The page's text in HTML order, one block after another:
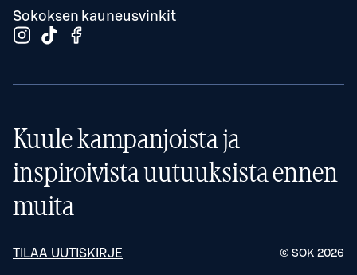
Sokoksen kauneusvinkit
Kuule kampanjoista ja
inspiroivista uutuuksista ennen
muita
TILAA UUTISKIRJE © SOK 2026